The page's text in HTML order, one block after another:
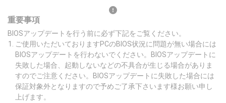
重要事項
BIOSアップデートを行う前に必ず下記をご覧ください。
ご使用いただいておりますPCのBIOS状況に問題が無い場合には
BIOSアップデートを行わないでください。BIOSアップデートに
失敗した場合、起動しないなどの不具合が生じる場合がありま
すのでご注意ください。BIOSアップデートに失敗した場合には
保証対象外となりますので予めご了承下さいます様お願い申し
上げます。